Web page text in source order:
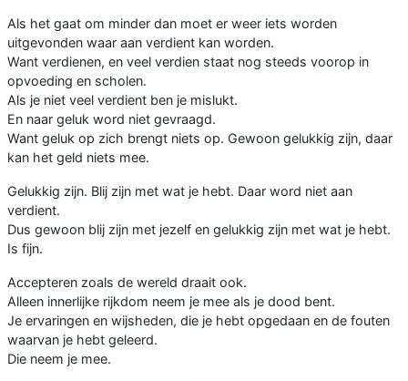
Als het gaat om minder dan moet er weer iets worden
uitgevonden waar aan verdient kan worden.
Want verdienen, en veel verdien staat nog steeds voorop in
opvoeding en scholen.
Als je niet veel verdient ben je mislukt.
En naar geluk word niet gevraagd.
Want geluk op zich brengt niets op. Gewoon gelukkig zijn, daar
kan het geld niets mee.
Gelukkig zijn. Blij zijn met wat je hebt. Daar word niet aan
verdient.
Dus gewoon blij zijn met jezelf en gelukkig zijn met wat je hebt.
Is fijn.
Accepteren zoals de wereld draait ook.
Alleen innerlijke rijkdom neem je mee als je dood bent.
Je ervaringen en wijsheden, die je hebt opgedaan en de fouten
waarvan je hebt geleerd.
Die neem je mee.